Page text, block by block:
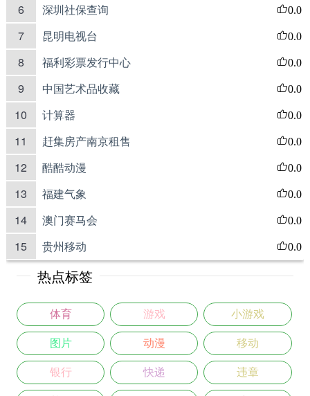
6 深圳社保查询 0.0
7 昆明电视台 0.0
8 福利彩票发行中心 0.0
9 中国艺术品收藏 0.0
10 计算器 0.0
11 赶集房产南京租售 0.0
12 酷酷动漫 0.0
13 福建气象 0.0
14 澳门赛马会 0.0
15 贵州移动 0.0
热点标签
体育 游戏 小游戏
图片 动漫 移动
银行 快递 违章